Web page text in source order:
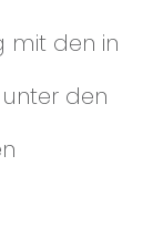
mit den in
den